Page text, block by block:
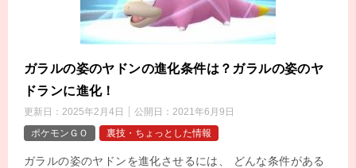
ガラルの姿のヤドンの進化条件は？ガラルの姿のヤ
ドランに進化！
更新日： 2025年2月4日 公開日： 2021年6月9日
ポケモンＧＯ
裏技・ちょっとした情報
ガラルの姿のヤドンを進化させるには、 どんな条件がある